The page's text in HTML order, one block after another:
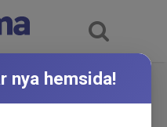
nya hemsida!